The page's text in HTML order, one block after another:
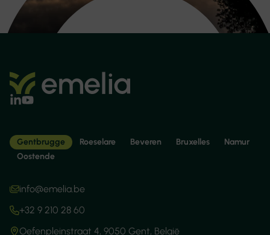
Gentbrugge Roeselare Beveren Bruxelles
Namur
Oostende
info@emelia.be
+32 9 210 28 60
Oefenpleinstraat 4, 9050 Gent, België